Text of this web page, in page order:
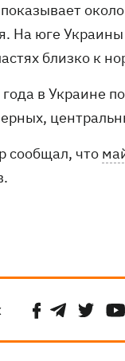
юге Украины
близко к
в Украине
сообщал, что